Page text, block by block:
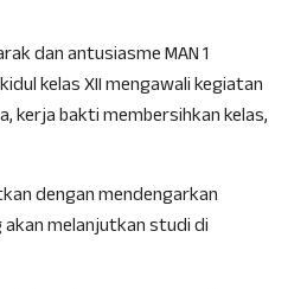
dan antusiasme MAN 1
kelas XII mengawali kegiatan
kerja bakti membersihkan kelas,
dengan mendengarkan
melanjutkan studi di